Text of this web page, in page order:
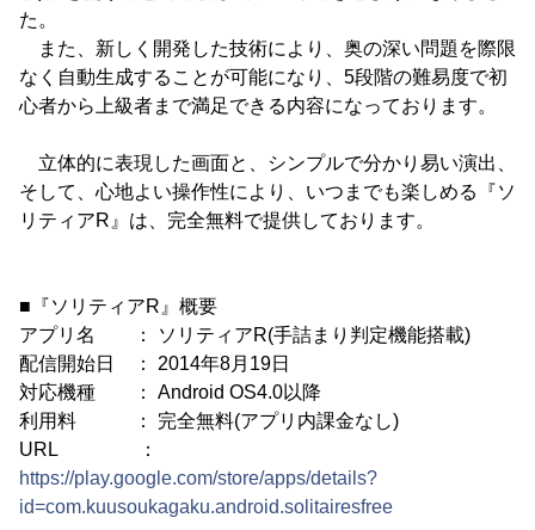
た。
また、新しく開発した技術により、奥の深い問題を際限
なく自動生成することが可能になり、5段階の難易度で初
心者から上級者まで満足できる内容になっております。
立体的に表現した画面と、シンプルで分かり易い演出、
そして、心地よい操作性により、いつまでも楽しめる『ソ
リティアR』は、完全無料で提供しております。
■『ソリティアR』概要
アプリ名 ： ソリティアR(手詰まり判定機能搭載)
配信開始日 ： 2014年8月19日
対応機種 ： Android OS4.0以降
利用料 ： 完全無料(アプリ内課金なし)
URL ：
https://play.google.com/store/apps/details?
id=com.kuusoukagaku.android.solitairesfree